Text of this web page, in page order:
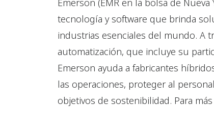
Emerson (EMR en la bolsa de
tecnología y software que brinda
industrias esenciales del mundo. A
automatización, que incluye su
Emerson ayuda a fabricantes
las operaciones, proteger al
objetivos de sostenibilidad. Para